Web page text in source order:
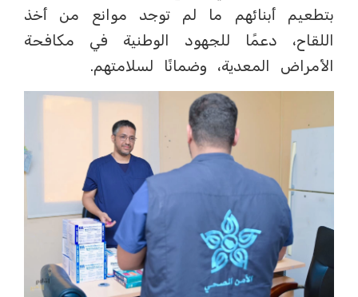
بتطعيم أبنائهم ما لم توجد موانع من أخذ
اللقاح، دعمًا للجهود الوطنية في مكافحة
الأمراض المعدية، وضمانًا لسلامتهم.